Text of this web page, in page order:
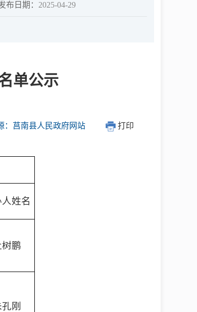
查
布日期： 2025-04-29
单公示
：莒南县人民政府网站 打印
姓名
树鹏
刚